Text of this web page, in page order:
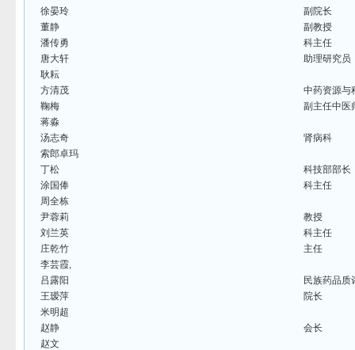
徐晏玲
副院长
董静
副教授
潘传勇
科主任
唐大轩
助理研究员
耿耘
方清茂
中药资源与
鞠梅
副主任中医
蒋淼
汤志奇
肾病科
索郎卓玛
丁松
科技部部长
涂国俸
科主任
周全栋
尹蓉莉
教授
刘兰英
科主任
庄乾竹
主任
李芸霞,
吕露阳
民族药品质
王瑷萍
院长
米明超
赵静
会长
赵文